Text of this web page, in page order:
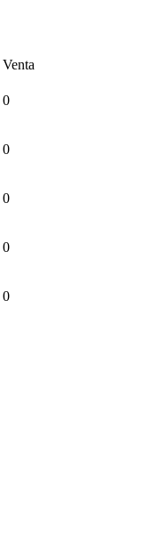
Venta
0
0
0
0
0